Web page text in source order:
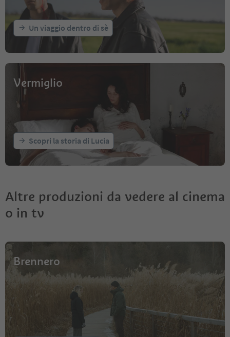
Un viaggio dentro di sè
Vermiglio
Scopri la storia di Lucia
Altre produzioni da vedere al cinema
o in tv
Brennero